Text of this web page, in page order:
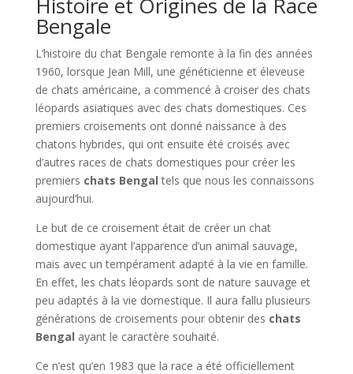
Bengale
L’histoire du chat Bengale remonte à la fin des années
1960, lorsque Jean Mill, une généticienne et éleveuse
de chats américaine, a commencé à croiser des chats
léopards asiatiques avec des chats domestiques. Ces
premiers croisements ont donné naissance à des
chatons hybrides, qui ont ensuite été croisés avec
d’autres races de chats domestiques pour créer les
premiers chats Bengal tels que nous les connaissons
aujourd’hui.
Le but de ce croisement était de créer un chat
domestique ayant l’apparence d’un animal sauvage,
mais avec un tempérament adapté à la vie en famille.
En effet, les chats léopards sont de nature sauvage et
peu adaptés à la vie domestique. Il aura fallu plusieurs
générations de croisements pour obtenir des chats
Bengal ayant le caractère souhaité.
Ce n’est qu’en 1983 que la race a été officiellement